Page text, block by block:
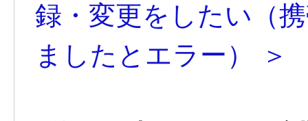
録・変更をしたい（
ましたとエラー） ＞